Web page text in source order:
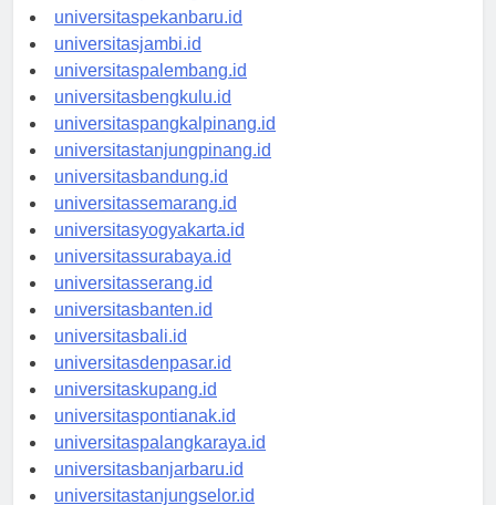
universitaspadang.id
universitaspekanbaru.id
universitasjambi.id
universitaspalembang.id
universitasbengkulu.id
universitaspangkalpinang.id
universitastanjungpinang.id
universitasbandung.id
universitassemarang.id
universitasyogyakarta.id
universitassurabaya.id
universitasserang.id
universitasbanten.id
universitasbali.id
universitasdenpasar.id
universitaskupang.id
universitaspontianak.id
universitaspalangkaraya.id
universitasbanjarbaru.id